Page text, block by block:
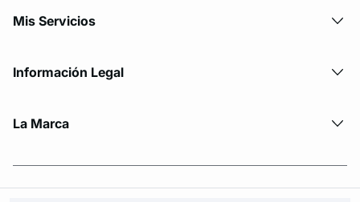
Mis Servicios
Información Legal
La Marca